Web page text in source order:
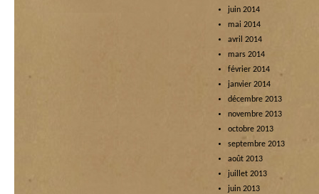
juin 2014
mai 2014
avril 2014
mars 2014
février 2014
janvier 2014
décembre 2013
novembre 2013
octobre 2013
septembre 2013
août 2013
juillet 2013
juin 2013